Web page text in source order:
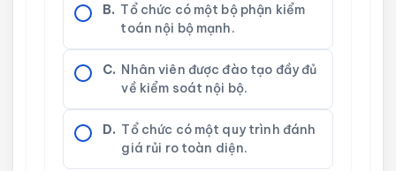
B. Tổ chức có một bộ phận kiểm
toán nội bộ mạnh.
C. Nhân viên được đào tạo đầy đủ
về kiểm soát nội bộ.
D. Tổ chức có một quy trình đánh
giá rủi ro toàn diện.